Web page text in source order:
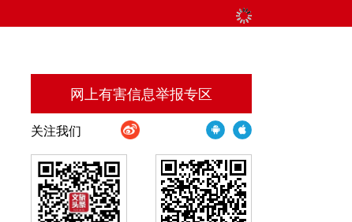
网上有害信息举报专区
关注我们